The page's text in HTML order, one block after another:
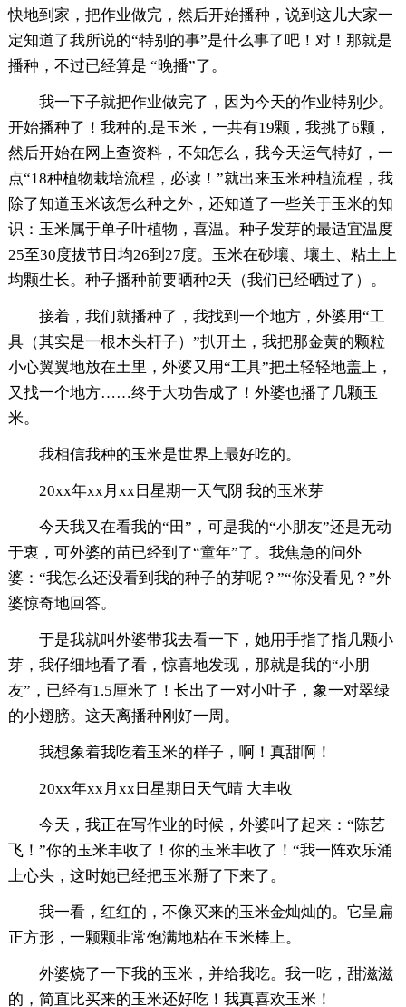
快地到家，把作业做完，然后开始播种，说到这儿大家一
定知道了我所说的“特别的事”是什么事了吧！对！那就是
播种，不过已经算是 “晚播”了。
我一下子就把作业做完了，因为今天的作业特别少。
开始播种了！我种的.是玉米，一共有19颗，我挑了6颗，
然后开始在网上查资料，不知怎么，我今天运气特好，一
点“18种植物栽培流程，必读！”就出来玉米种植流程，我
除了知道玉米该怎么种之外，还知道了一些关于玉米的知
识：玉米属于单子叶植物，喜温。种子发芽的最适宜温度
25至30度拔节日均26到27度。玉米在砂壤、壤土、粘土上
均颗生长。种子播种前要晒种2天（我们已经晒过了）。
接着，我们就播种了，我找到一个地方，外婆用“工
具（其实是一根木头杆子）”扒开土，我把那金黄的颗粒
小心翼翼地放在土里，外婆又用“工具”把土轻轻地盖上，
又找一个地方……终于大功告成了！外婆也播了几颗玉
米。
我相信我种的玉米是世界上最好吃的。
20xx年xx月xx日星期一天气阴 我的玉米芽
今天我又在看我的“田”，可是我的“小朋友”还是无动
于衷，可外婆的苗已经到了“童年”了。我焦急的问外
婆：“我怎么还没看到我的种子的芽呢？”“你没看见？”外
婆惊奇地回答。
于是我就叫外婆带我去看一下，她用手指了指几颗小
芽，我仔细地看了看，惊喜地发现，那就是我的“小朋
友”，已经有1.5厘米了！长出了一对小叶子，象一对翠绿
的小翅膀。这天离播种刚好一周。
我想象着我吃着玉米的样子，啊！真甜啊！
20xx年xx月xx日星期日天气晴 大丰收
今天，我正在写作业的时候，外婆叫了起来：“陈艺
飞！”你的玉米丰收了！你的玉米丰收了！“我一阵欢乐涌
上心头，这时她已经把玉米掰了下来了。
我一看，红红的，不像买来的玉米金灿灿的。它呈扁
正方形，一颗颗非常饱满地粘在玉米棒上。
外婆烧了一下我的玉米，并给我吃。我一吃，甜滋滋
的，简直比买来的玉米还好吃！我真喜欢玉米！